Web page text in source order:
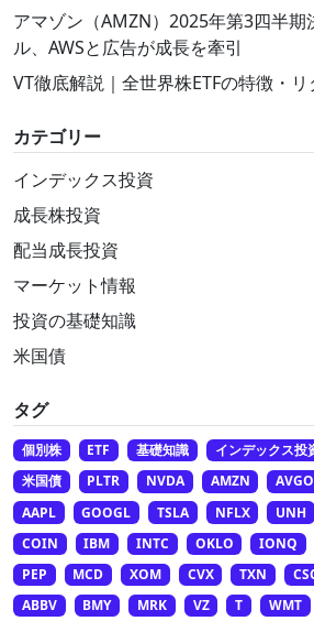
アマゾン（AMZN）2025年第3四半期
ル、AWSと広告が成長を牽引
VT徹底解説｜全世界株ETFの特徴・
カテゴリー
インデックス投資
成長株投資
配当成長投資
マーケット情報
投資の基礎知識
米国債
タグ
個別株 ETF 基礎知識 インデックス投
米国債
PLTR NVDA AMZN AVGO
AAPL
GOOGL TSLA NFLX UNH
COIN
IBM INTC OKLO IONQ
PEP
MCD XOM CVX TXN
ABBV
BMY MRK VZ T WMT